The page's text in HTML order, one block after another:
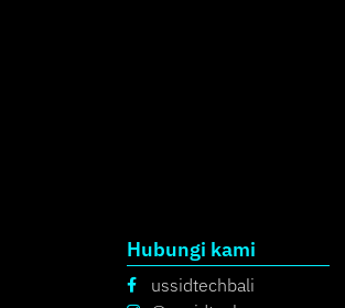
Hubungi kami
ussidtechbali